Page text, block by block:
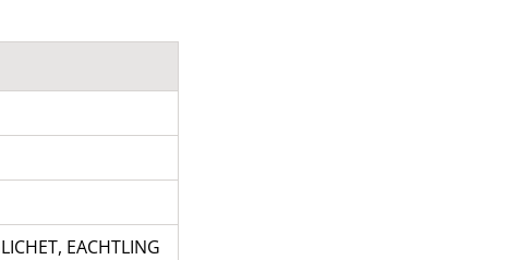
, EACHTLING